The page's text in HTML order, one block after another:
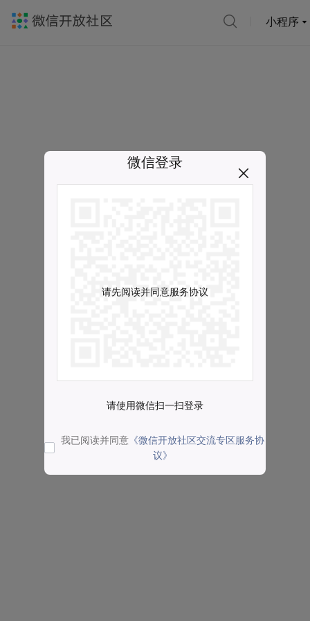
小程序
微信登录
请先阅读并同意服务协议
请使用微信扫一扫登录
我已阅读并同意 《微信开放社区交流专区服务协
议》